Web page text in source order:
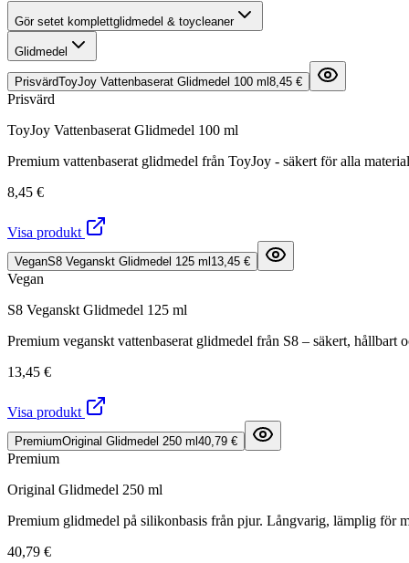
Gör setet komplettglidmedel & toycleaner
Glidmedel
PrisvärdToyJoy Vattenbaserat Glidmedel 100 ml 8,45 €
Prisvärd
ToyJoy Vattenbaserat Glidmedel 100 ml
Premium vattenbaserat glidmedel från ToyJoy - säkert för alla
8,45 €
Visa produkt
VeganS8 Veganskt Glidmedel 125 ml 13,45 €
Vegan
S8 Veganskt Glidmedel 125 ml
Premium veganskt vattenbaserat glidmedel från S8 – säkert,
13,45 €
Visa produkt
PremiumOriginal Glidmedel 250 ml 40,79 €
Premium
Original Glidmedel 250 ml
Premium glidmedel på silikonbasis från pjur. Långvarig, lämplig för
40,79 €